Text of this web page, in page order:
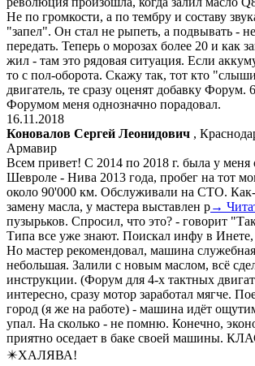
Не по громкости, а по тембру и составу
"запел". Он стал не рыпеть, а подвывать -
передать. Теперь о морозах более 20 и как
жил - там это рядовая ситуация. Если
то с пол-оборота. Скажу так, тот кто
двигатель, те сразу оценят добавку Форум.
Форумом меня однозначно порадовал.
16.11.2018
Коновалов Сергей Леонидович ,
Армавир
Всем привет! С 2014 по 2018 г. была у меня
Шевроле - Нива 2013 года, пробег на тот
около 90'000 км. Обслуживали на СТО. Как-
замену масла, у мастера выставлен р→
пузырьков. Спросил, что это? - говорит
Типа все уже знают. Поискал инфу в Инете,
Но мастер рекомендовал, машина
небольшая. Залили с новым маслом, всё
инструкции. (Форум для 4-х тактных
интересно, сразу мотор заработал мягче.
город (я же на работе) - машина идёт
упал. На сколько - не помню. Конечно,
приятно оседает в баке своей машины.
✴️ХАЛЯВА!